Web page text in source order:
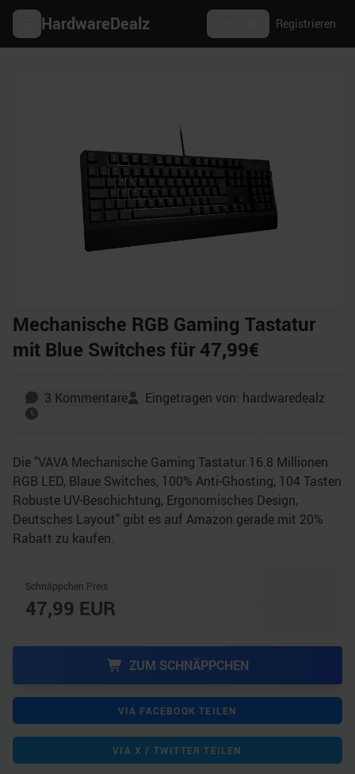
HardwareDealz Registrieren
Mechanische RGB Gaming Tastatur
mit Blue Switches für 47,99€
3 Kommentare Eingetragen von: hardwaredealz
Die "VAVA Mechanische Gaming Tastatur 16.8 Millionen
RGB LED, Blaue Switches, 100% Anti-Ghosting, 104 Tasten
Robuste UV-Beschichtung, Ergonomisches Design,
Deutsches Layout" gibt es auf Amazon gerade mit 20%
Rabatt zu kaufen.
Schnäppchen Preis
47,99 EUR
ZUM SCHNÄPPCHEN
VIA FACEBOOK TEILEN
VIA X / TWITTER TEILEN